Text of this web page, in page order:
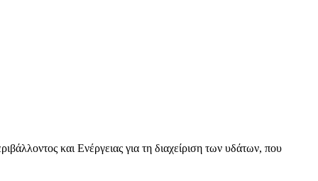
και Ενέργειας για τη διαχείριση των υδάτων, που